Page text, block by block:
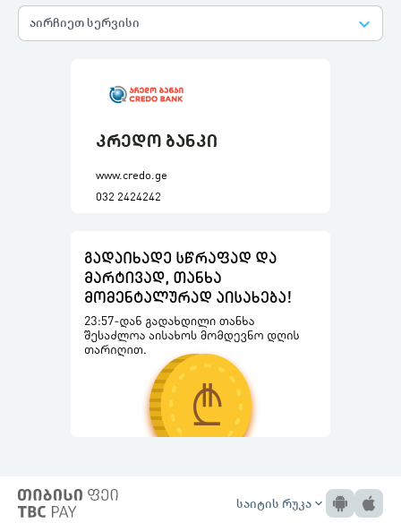
აირჩიეთ სერვისი keyboard_arrow_down
კრედო ბანკი
www.credo.ge
032 2424242
საიტის რუკა expand_more